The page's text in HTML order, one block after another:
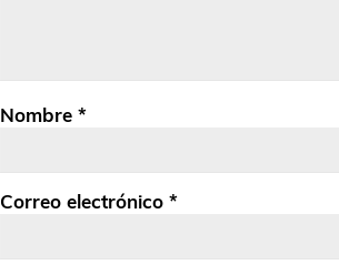
Nombre *
Correo electrónico *